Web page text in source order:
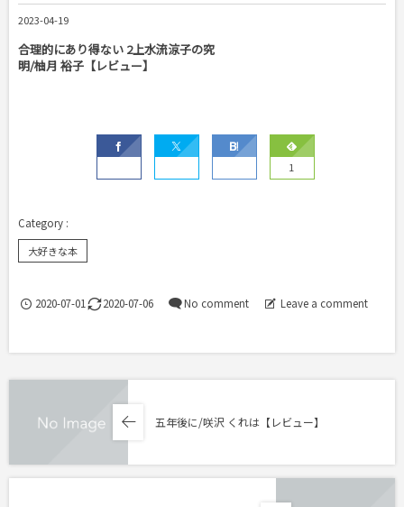
2023-04-19
合理的にあり得ない 2上水流涼子の究
明/柚月 裕子【レビュー】
1
大好きな本
2020-07-01 2020-07-06 No comment Leave a comment
五年後に/咲沢 くれは【レビュー】